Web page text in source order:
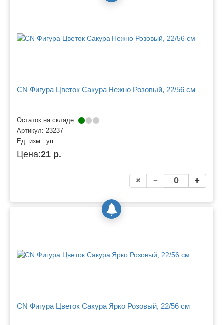
CN Фигура Цветок Сакура Нежно Розовый, 22/56 см
Остаток на складе:
Артикул: 23237
Ед. изм.: уп.
Цена:21 р.
CN Фигура Цветок Сакура Ярко Розовый, 22/56 см